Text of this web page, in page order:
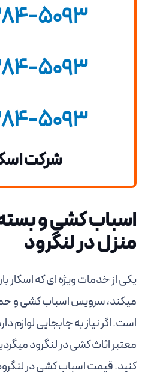
5093
5093
5093
شرکت
اسباب کشی و
منزل در لنگرود
یکی از خدمات ویژه ای که اسکار
میکند، سرویس اسباب کشی و
است. اگر نیاز به جابجایی لوازم
معتبر اثاث کشی در لنگرود
کنید. قیمت اسباب کشی در